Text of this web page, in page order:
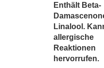
Enthält Beta-
Linalool.
allergische
Reaktionen
hervorrufen.